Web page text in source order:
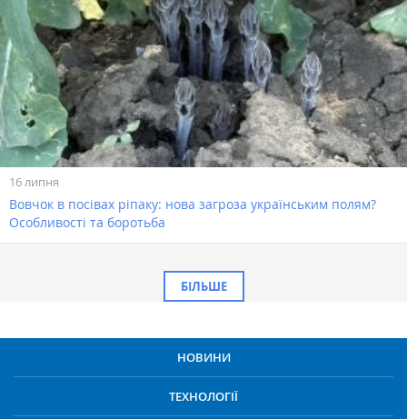
16 липня
Вовчок в посівах ріпаку: нова загроза українським полям?
Особливості та боротьба
БІЛЬШЕ
НОВИНИ
ТЕХНОЛОГІЇ